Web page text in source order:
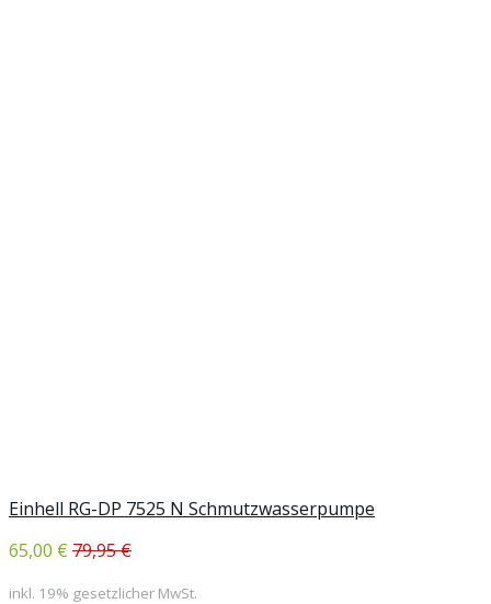
Einhell RG-DP 7525 N Schmutzwasserpumpe
65,00 € 79,95 €
inkl. 19% gesetzlicher MwSt.